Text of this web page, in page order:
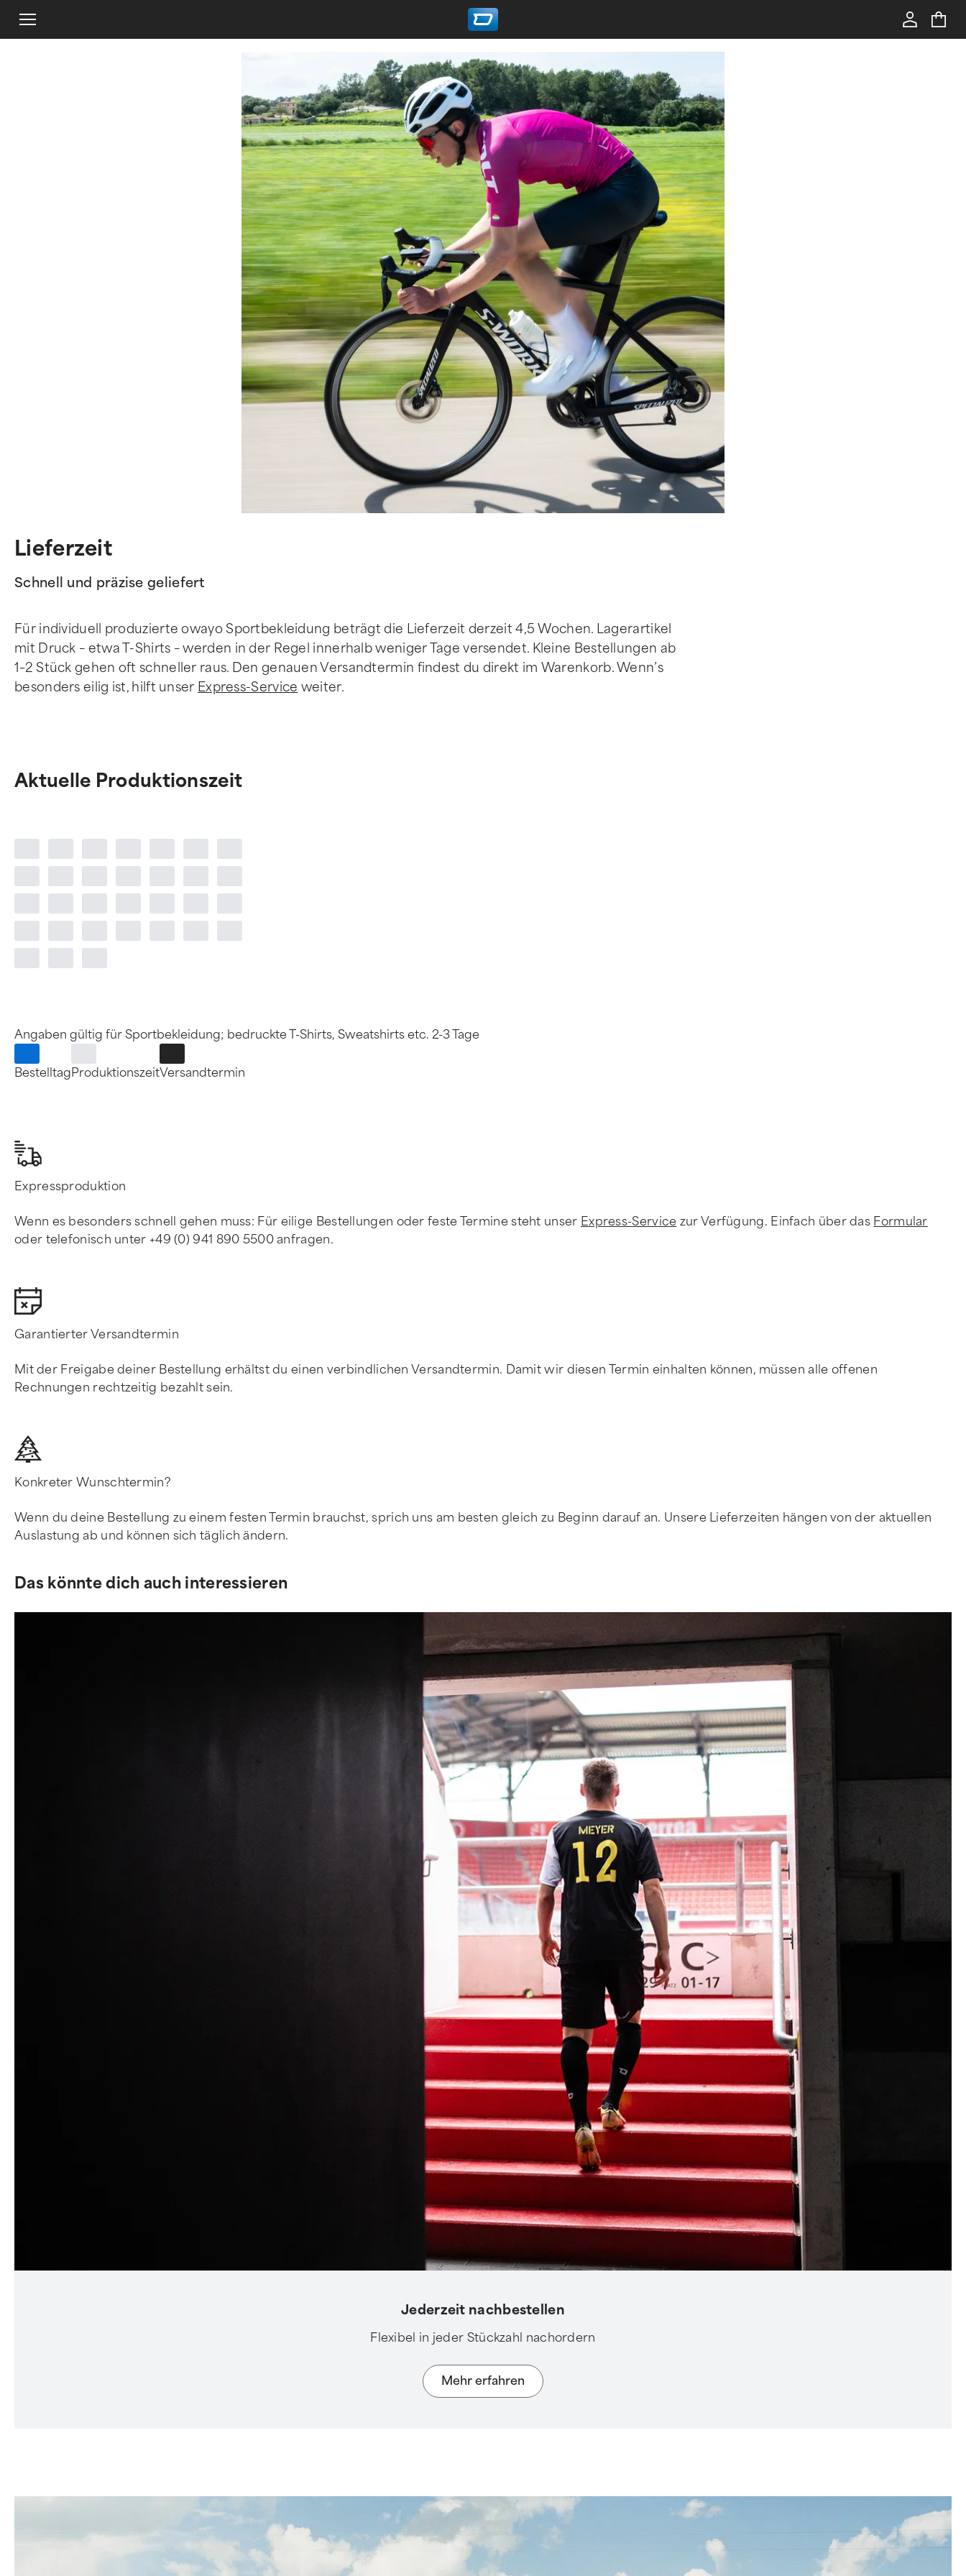
Lieferzeit
Schnell und präzise geliefert
Für individuell produzierte owayo Sportbekleidung beträgt die Lieferzeit derzeit 4,5 Wochen. Lagerartikel
mit Druck – etwa T-Shirts – werden in der Regel innerhalb weniger Tage versendet. Kleine Bestellungen ab
1–2 Stück gehen oft schneller raus. Den genauen Versandtermin findest du direkt im Warenkorb. Wenn’s
besonders eilig ist, hilft unser Express-Service weiter.
Aktuelle Produktionszeit
Angaben gültig für Sportbekleidung; bedruckte T-Shirts, Sweatshirts etc. 2-3 Tage
BestelltagProduktionszeitVersandtermin
Expressproduktion
Wenn es besonders schnell gehen muss: Für eilige Bestellungen oder feste Termine steht unser Express-Service zur Verfügung. Einfach über das Formular
oder telefonisch unter +49 (0) 941 890 5500 anfragen.
Garantierter Versandtermin
Mit der Freigabe deiner Bestellung erhältst du einen verbindlichen Versandtermin. Damit wir diesen Termin einhalten können, müssen alle offenen
Rechnungen rechtzeitig bezahlt sein.
Konkreter Wunschtermin?
Wenn du deine Bestellung zu einem festen Termin brauchst, sprich uns am besten gleich zu Beginn darauf an. Unsere Lieferzeiten hängen von der aktuellen
Auslastung ab und können sich täglich ändern.
Das könnte dich auch interessieren
Jederzeit nachbestellen
Flexibel in jeder Stückzahl nachordern
Mehr erfahren